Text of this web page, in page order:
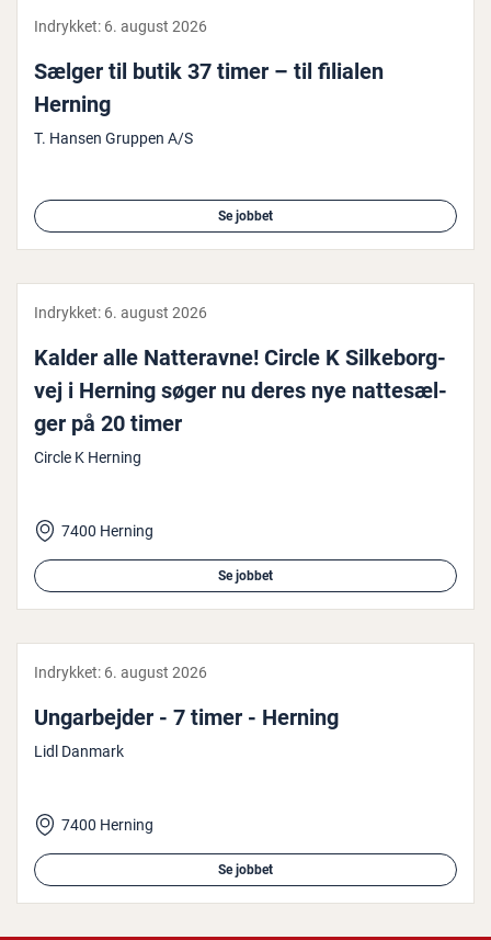
Indrykket: 6. august 2026
Sælger til butik 37 timer – til filialen
Herning
T. Hansen Gruppen A/S
Se jobbet
Indrykket: 6. august 2026
Kalder alle Nat­te­rav­ne! Circle K Sil­ke­borg­
vej i Herning søger nu deres nye nat­te­sæl­
ger på 20 timer
Circle K Herning
7400 Herning
Se jobbet
Indrykket: 6. august 2026
Un­g­ar­bej­der - 7 timer - Herning
Lidl Danmark
7400 Herning
Se jobbet